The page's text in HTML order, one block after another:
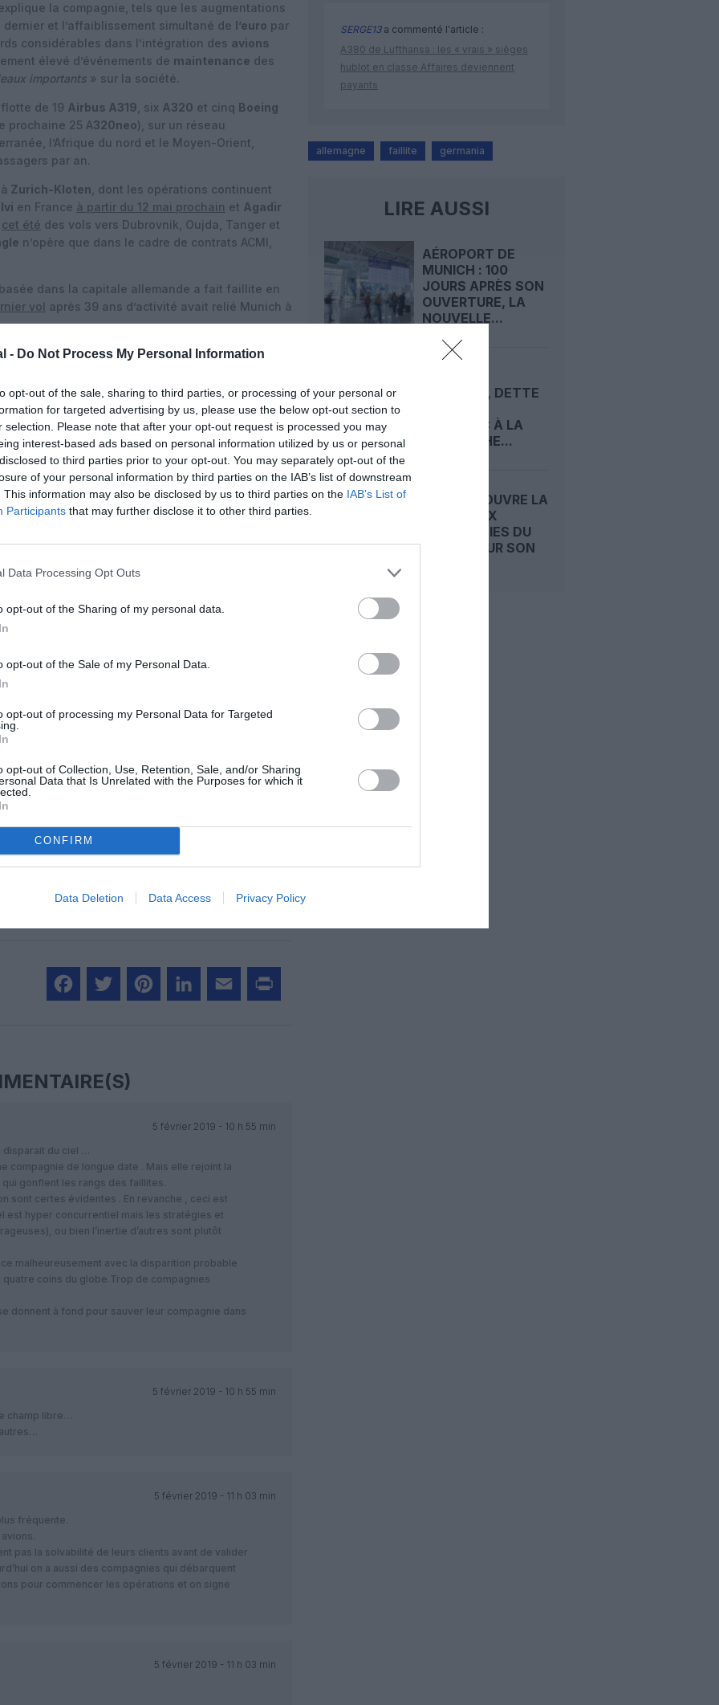
- Do Not Process My Personal Information
opt-out of the sale, sharing to third parties, or processing of your personal or
for targeted advertising by us, please use the below opt-out section to
selection. Please note that after your opt-out request is processed you may
interest-based ads based on personal information utilized by us or personal
to third parties prior to your opt-out. You may separately opt-out of the
of your personal information by third parties on the IAB’s list of downstream
This information may also be disclosed by us to third parties on the IAB’s List of
Participants that may further disclose it to other third parties.
Data Processing Opt Outs
opt-out of the Sharing of my personal data.
opt-out of the Sale of my Personal Data.
opt-out of processing my Personal Data for Targeted
opt-out of Collection, Use, Retention, Sale, and/or Sharing
Data that Is Unrelated with the Purposes for which it
CONFIRM
Data Deletion Data Access Privacy Policy
la compagnie, tels que les augmentations
dernier et l’affaiblissement simultané de l’euro par
considérables dans l’intégration des avions
élevé d’événements de maintenance des
importants » sur la société.
de 19 Airbus A319 , six A320 et cinq Boeing
prochaine 25 A320neo), sur un réseau
l’Afrique du nord et le Moyen-Orient,
par an.
Zurich-Kloten , dont les opérations continuent
en France à partir du 12 mai prochain et Agadir
cet été des vols vers Dubrovnik, Oujda, Tanger et
n’opère que dans le cadre de contrats ACMI,
dans la capitale allemande a fait faillite en
vol après 39 ans d’activité avait relié Munich à
apprécié l’article ?
nous, faites un don !
SOUTENIR
5 février 2019 - 10 h 55 min
du ciel …
compagnie de longue date . Mais elle rejoint la
gonflent les rangs des faillites.
sont certes évidentes . En revanche , ceci est
est hyper concurrentiel mais les stratégies et
ou bien l’inertie d’autres sont plutôt
malheureusement avec la disparition probable
coins du globe.Trop de compagnies
donnent à fond pour sauver leur compagnie dans
5 février 2019 - 10 h 55 min
champ libre…
5 février 2019 - 11 h 03 min
fréquente.
pas la solvabilité de leurs clients avant de valider
on a aussi des compagnies qui débarquent
pour commencer les opérations et on signe
5 février 2019 - 11 h 03 min
SERGE13a commenté l'article :
A380 de Lufthansa : les « vrais » sièges
hublot en classe Affaires deviennent
payants
allemagne faillite germania
LIRE AUSSI
AÉROPORT DE
MUNICH : 100
JOURS APRÈS SON
OUVERTURE, LA
NOUVELLE...
MOTEURS, DETTE
AIRBALTIC À LA
RECHERCHE...
CONDOR OUVRE LA
PORTE AUX
COMPAGNIES DU
GOLFE POUR SON